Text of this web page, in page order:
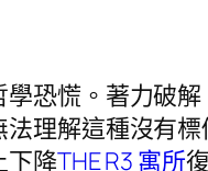
恐慌。著力破
理解這種沒有
下降THE R3 寓所